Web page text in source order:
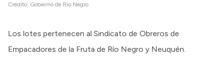
Crédito: Gobierno de Río Negro
Los lotes pertenecen al Sindicato de Obreros de
Empacadores de la Fruta de Río Negro y Neuquén.